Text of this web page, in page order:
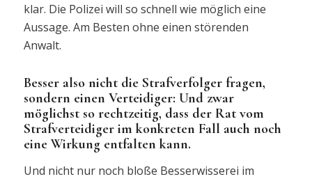
klar. Die Polizei will so schnell wie möglich eine
Aussage. Am Besten ohne einen störenden
Anwalt.
Besser also nicht die Strafverfolger fragen,
sondern einen Verteidiger: Und zwar
möglichst so rechtzeitig, dass der Rat vom
Strafverteidiger im konkreten Fall auch noch
eine Wirkung entfalten kann.
Und nicht nur noch bloße Besserwisserei im